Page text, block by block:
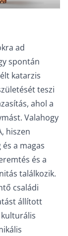
ad
spontán
katarzis
teszi
ahol a
Valahogy
hiszen
a magas
és a
találkozik.
családi
állított
kulturális